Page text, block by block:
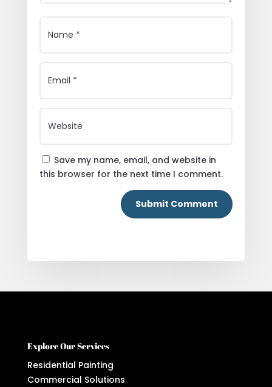
Save my name, email, and website in
this browser for the next time I comment.
Submit Comment
Explore Our Services
Residential Painting
Commercial Solutions